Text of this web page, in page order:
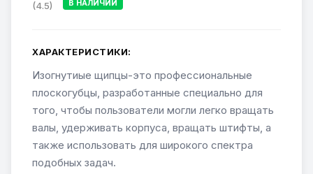
(4.5) В НАЛИЧИИ
ХАРАКТЕРИСТИКИ:
Изогнутиые щипцы-это профессиональные
плоскогубцы, разработанные специально для
того, чтобы пользователи могли легко вращать
валы, удерживать корпуса, вращать штифты, а
также использовать для широкого спектра
подобных задач.